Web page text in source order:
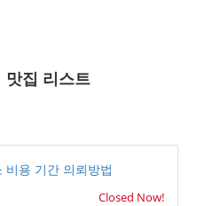
맛집 리스트
Closed Now!